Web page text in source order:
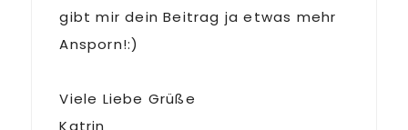
gibt mir dein Beitrag ja etwas mehr
Ansporn!:)
Viele Liebe Grüße
Katrin